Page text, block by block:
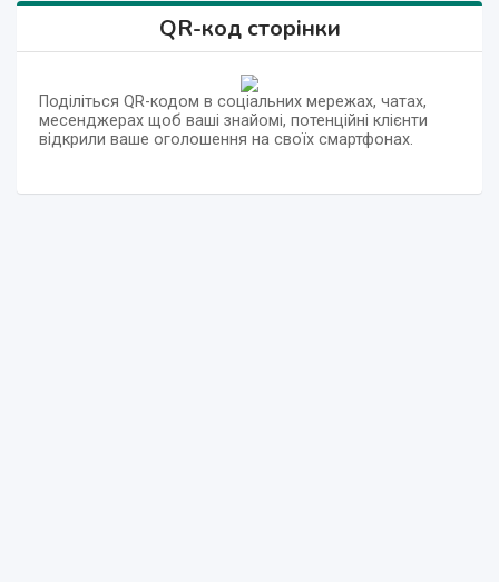
QR-код сторінки
Поділіться QR-кодом в соціальних мережах, чатах,
месенджерах щоб ваші знайомі, потенційні клієнти
відкрили ваше оголошення на своїх смартфонах.